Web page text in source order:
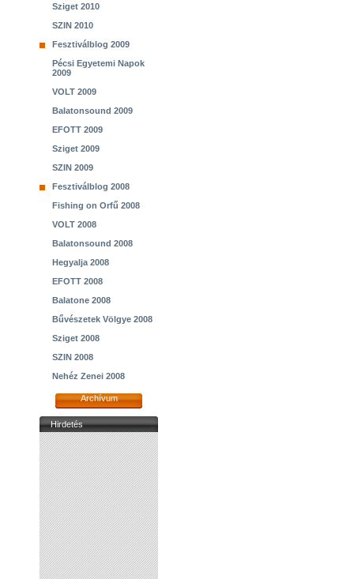
Sziget 2010
SZIN 2010
Fesztiválblog 2009
Pécsi Egyetemi Napok
2009
VOLT 2009
Balatonsound 2009
EFOTT 2009
Sziget 2009
SZIN 2009
Fesztiválblog 2008
Fishing on Orfű 2008
VOLT 2008
Balatonsound 2008
Hegyalja 2008
EFOTT 2008
Balatone 2008
Bűvészetek Völgye 2008
Sziget 2008
SZIN 2008
Nehéz Zenei 2008
Archívum
Hirdetés